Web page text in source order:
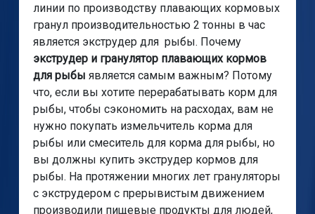
линии по производству плавающих кормовых
гранул производительностью 2 тонны в час
является экструдер для рыбы. Почему
экструдер и гранулятор плавающих кормов
для рыбы является самым важным? Потому
что, если вы хотите перерабатывать корм для
рыбы, чтобы сэкономить на расходах, вам не
нужно покупать измельчитель корма для
рыбы или смеситель для корма для рыбы, но
вы должны купить экструдер кормов для
рыбы. На протяжении многих лет грануляторы
с экструдером с прерывистым движением
производили пищевые продукты для людей,